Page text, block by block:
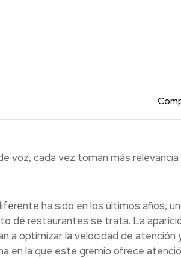
voz, cada vez toman más
ha sido en los últimos años,
de restaurantes se trata. La
a optimizar la velocidad de atención
en la que este gremio ofrece